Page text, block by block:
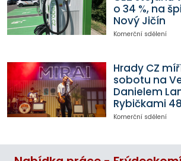
o 34 %, na
Nový Jičín
Komerční sdělení
Hrady CZ
sobotu na
Danielem
Rybičkami
Komerční sdělení